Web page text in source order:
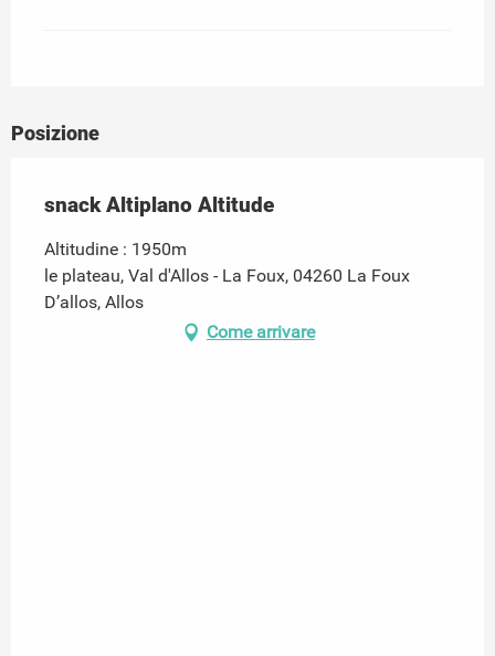
Posizione
snack Altiplano Altitude
Altitudine : 1950m
le plateau, Val d'Allos - La Foux, 04260 La Foux
D’allos, Allos
Come arrivare